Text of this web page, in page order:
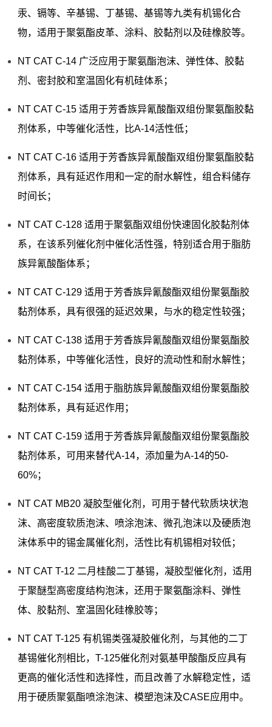
汞、镉等、辛基锡、丁基锡、基锡等九类有机锡化合
物，适用于聚氨酯皮革、涂料、胶黏剂以及硅橡胶等。
NT CAT C-14 广泛应用于聚氨酯泡沫、弹性体、胶黏
剂、密封胶和室温固化有机硅体系；
NT CAT C-15 适用于芳香族异氰酸酯双组份聚氨酯胶黏
剂体系，中等催化活性，比A-14活性低；
NT CAT C-16 适用于芳香族异氰酸酯双组份聚氨酯胶黏
剂体系，具有延迟作用和一定的耐水解性，组合料储存
时间长；
NT CAT C-128 适用于聚氨酯双组份快速固化胶黏剂体
系，在该系列催化剂中催化活性强，特别适合用于脂肪
族异氰酸酯体系；
NT CAT C-129 适用于芳香族异氰酸酯双组份聚氨酯胶
黏剂体系，具有很强的延迟效果，与水的稳定性较强；
NT CAT C-138 适用于芳香族异氰酸酯双组份聚氨酯胶
黏剂体系，中等催化活性，良好的流动性和耐水解性；
NT CAT C-154 适用于脂肪族异氰酸酯双组份聚氨酯胶
黏剂体系，具有延迟作用；
NT CAT C-159 适用于芳香族异氰酸酯双组份聚氨酯胶
黏剂体系，可用来替代A-14，添加量为A-14的50-
60%；
NT CAT MB20 凝胶型催化剂，可用于替代软质块状泡
沫、高密度软质泡沫、喷涂泡沫、微孔泡沫以及硬质泡
沫体系中的锡金属催化剂，活性比有机锡相对较低；
NT CAT T-12 二月桂酸二丁基锡，凝胶型催化剂，适用
于聚醚型高密度结构泡沫，还用于聚氨酯涂料、弹性
体、胶黏剂、室温固化硅橡胶等；
NT CAT T-125 有机锡类强凝胶催化剂，与其他的二丁
基锡催化剂相比，T-125催化剂对氨基甲酸酯反应具有
更高的催化活性和选择性，而且改善了水解稳定性，适
用于硬质聚氨酯喷涂泡沫、模塑泡沫及CASE应用中。